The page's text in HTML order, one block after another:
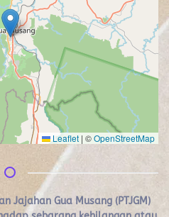
Leaflet | ©OpenStreetMap
Jajahan Gua Musang (PTJGM)